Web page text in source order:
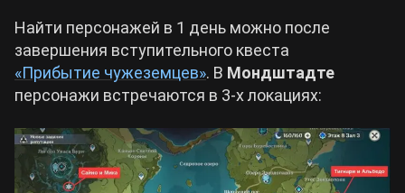
Найти персонажей в 1 день можно после
завершения вступительного квеста
«Прибытие чужеземцев». В Мондштадте
персонажи встречаются в 3-х локациях: